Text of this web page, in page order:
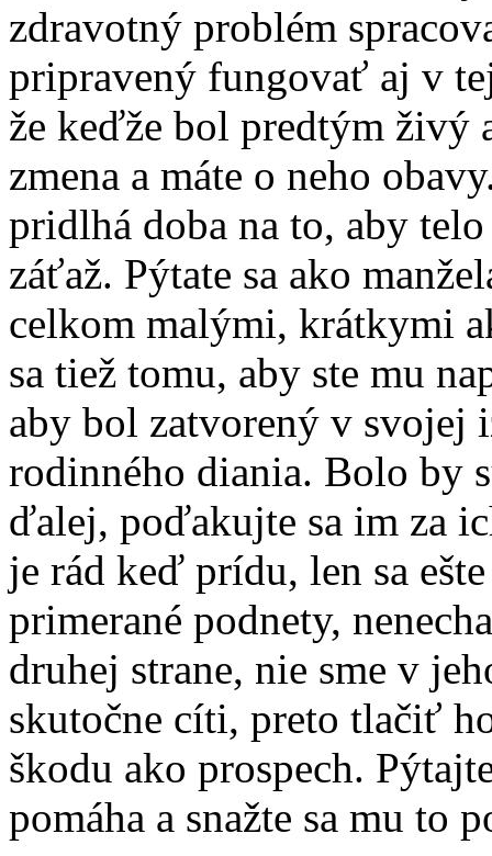
zdravotný problém
pripravený fungovať aj v
že keďže bol predtým živý
zmena a máte o neho
pridlhá doba na to, aby
záťaž. Pýtate sa ako
celkom malými, krátkymi
sa tiež tomu, aby ste mu
aby bol zatvorený v svojej
rodinného diania. Bolo by
ďalej, poďakujte sa im za
je rád keď prídu, len sa
primerané podnety,
druhej strane, nie sme v
skutočne cíti, preto tlačiť
škodu ako prospech.
pomáha a snažte sa mu to